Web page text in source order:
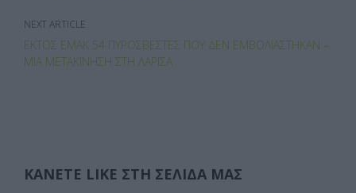
NEXT ARTICLE
ΕΚΤΌΣ ΕΜΑΚ 54 ΠΥΡΟΣΒΈΣΤΕΣ ΠΟΥ ΔΕΝ ΕΜΒΟΛΙΆΣΤΗΚΑΝ –
ΜΊΑ ΜΕΤΑΚΊΝΗΣΗ ΣΤΗ ΛΆΡΙΣΑ
ΚΆΝΕΤΕ LIKE ΣΤΗ ΣΕΛΊΔΑ ΜΑΣ